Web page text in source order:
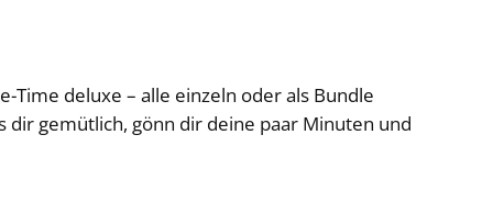
Time deluxe – alle einzeln oder als Bundle
dir gemütlich, gönn dir deine paar Minuten und